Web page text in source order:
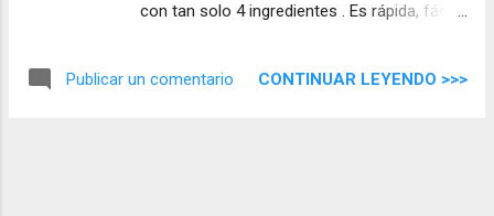
con tan solo 4 ingredientes . Es rápida, fácil
descubre una nueva forma de refrescarte!
Publicar un comentario CONTINUAR LEYENDO >>>